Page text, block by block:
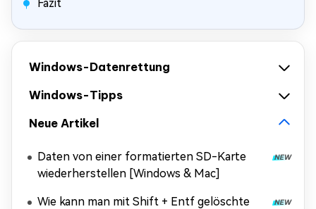
Fazit
Windows-Datenrettung
Windows-Tipps
Neue Artikel
Daten von einer formatierten SD-Karte
wiederherstellen [Windows & Mac]
Wie kann man mit Shift + Entf gelöschte